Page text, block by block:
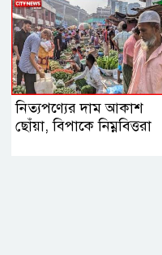
নিত্যপণ্যের দাম আকাশ
ছোঁয়া, বিপাকে নিম্নবিত্তরা